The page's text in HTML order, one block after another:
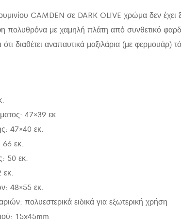
CAMDEN σε DARK OLIVE χρώμα δεν έχει
πολυθρόνα με χαμηλή πλάτη από συνθετικό
ότι διαθέτει αναπαυτικά μαξιλάρια (με
47×39 εκ.
47×40 εκ.
εκ.
50 εκ.
εκ.
48×55 εκ.
πολυεστερικά ειδικά για εξωτερική χρήση
15x45mm